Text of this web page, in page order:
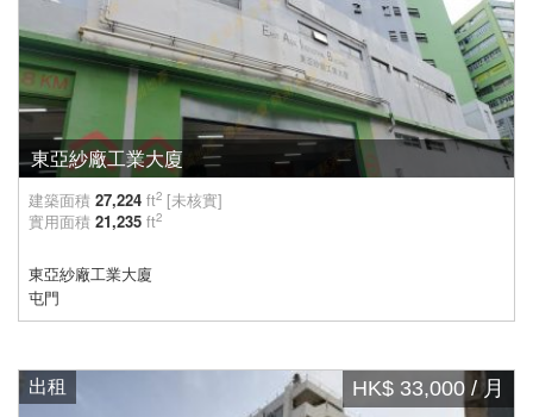
東亞紗廠工業大廈
建築面積 27,224 ft2 [未核實]
實用面積 21,235 ft2
東亞紗廠工業大廈
屯門
出租 HK$ 33,000 / 月